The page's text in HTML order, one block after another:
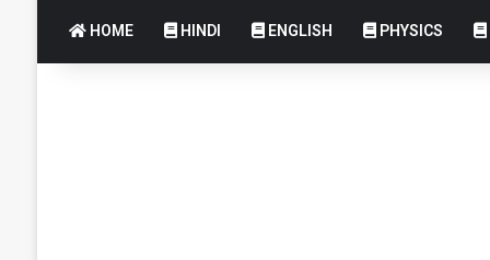
HOME HINDI ENGLISH PHYSICS